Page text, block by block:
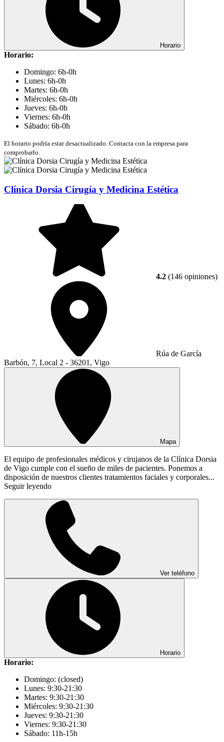
Horario
Horario:
Domingo: 6h-0h
Lunes: 6h-0h
Martes: 6h-0h
Miércoles: 6h-0h
Jueves: 6h-0h
Viernes: 6h-0h
Sábado: 6h-0h
El horario podría estar desactualizado. Contacta con la empresa para
comprobarlo.
Clínica Dorsia Cirugía y Medicina Estética
4.2 (146 opiniones)
Rúa de García
Barbón, 7, Local 2 - 36201, Vigo
Mapa
El equipo de profesionales médicos y cirujanos de la Clínica Dorsia
de Vigo cumple con el sueño de miles de pacientes. Ponemos a
disposición de nuestros clientes tratamientos faciales y corporales...
Seguir leyendo
Ver teléfono
Horario
Horario:
Domingo: (closed)
Lunes: 9:30-21:30
Martes: 9:30-21:30
Miércoles: 9:30-21:30
Jueves: 9:30-21:30
Viernes: 9:30-21:30
Sábado: 11h-15h